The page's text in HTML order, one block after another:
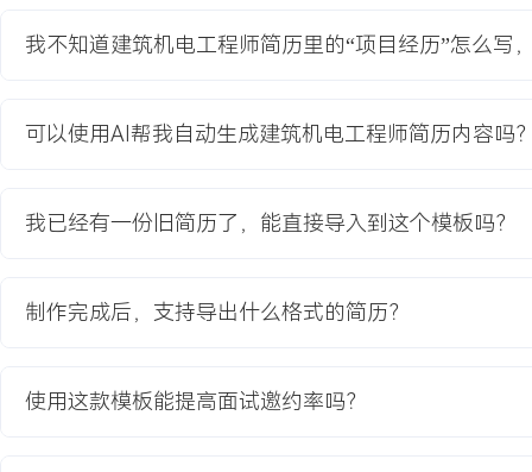
项目职责：
1.深化设计统筹：负责电气、自控及弱电系统全专业BIM深化设计统
点位图二次深化，确保与暖通、给排水设备联动精准匹配。
2.进度计划编制：基于项目总工期，使用Project软件编制详细的机
3.设备选型与管理：负责高压柜、变压器、冷水机组群控系统等核
判；制定设备到场验收标准，并驻厂监造关键设备，确保设备质量
4.调试与验收组织：作为调试总负责人，编制分系统及联合调试方案
装单位及物业人员完成从单机试运行到全系统联调的完整流程，牵
项目业绩：
我不知道建筑机电工程师简历里的“项目经历”怎么写
可以使用AI帮我自动生成建筑机电工程师简历内容吗
我已经有一份旧简历了，能直接导入到这个模板吗？
制作完成后，支持导出什么格式的简历？
使用这款模板能提高面试邀约率吗？